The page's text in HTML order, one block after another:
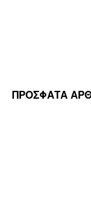
ΠΡΟΣΦΑΤΑ